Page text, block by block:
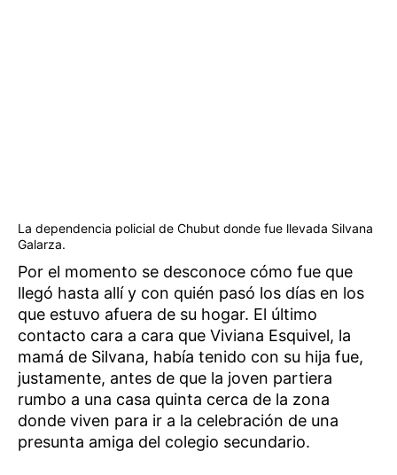
La dependencia policial de Chubut donde fue llevada Silvana
Galarza.
Por el momento se desconoce cómo fue que
llegó hasta allí y con quién pasó los días en los
que estuvo afuera de su hogar. El último
contacto cara a cara que Viviana Esquivel, la
mamá de Silvana, había tenido con su hija fue,
justamente, antes de que la joven partiera
rumbo a una casa quinta cerca de la zona
donde viven para ir a la celebración de una
presunta amiga del colegio secundario.